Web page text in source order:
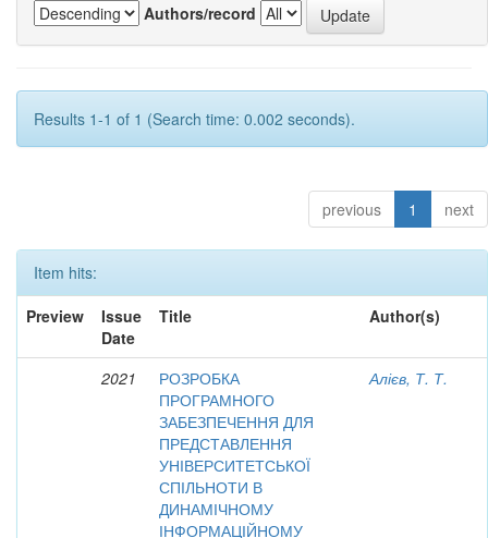
Authors/record
Results 1-1 of 1 (Search time: 0.002 seconds).
previous 1 next
Item hits:
Preview
Issue
Date
Title Author(s)
2021
РОЗРОБКА
ПРОГРАМНОГО
ЗАБЕЗПЕЧЕННЯ ДЛЯ
ПРЕДСТАВЛЕННЯ
УНІВЕРСИТЕТСЬКОЇ
СПІЛЬНОТИ В
ДИНАМІЧНОМУ
ІНФОРМАЦІЙНОМУ
Алієв, Т. Т.